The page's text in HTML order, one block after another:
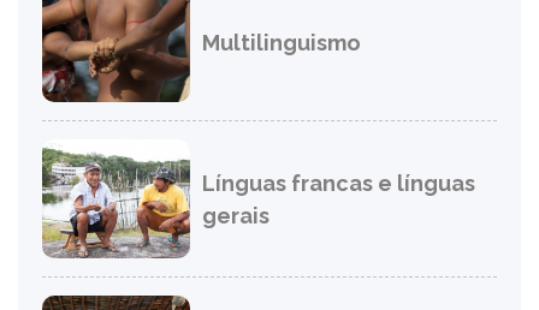
Multilinguismo
Línguas francas e línguas
gerais